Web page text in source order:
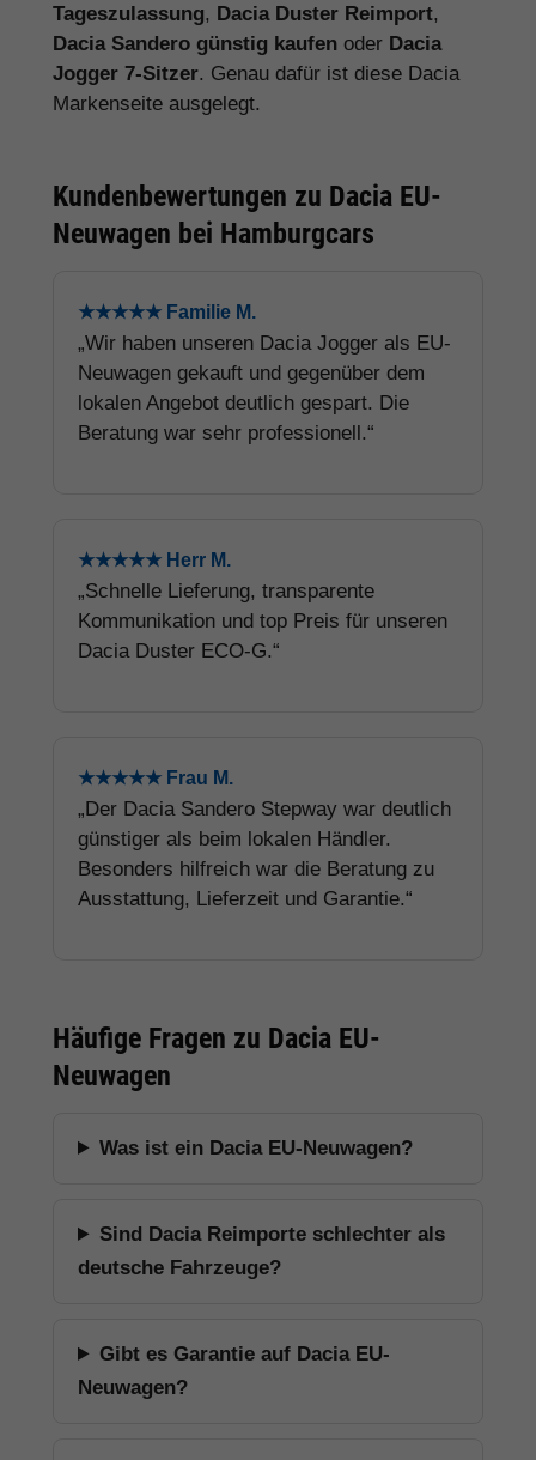
Tageszulassung, Dacia Duster Reimport,
Dacia Sandero günstig kaufen oder Dacia
Jogger 7-Sitzer. Genau dafür ist diese Dacia
Markenseite ausgelegt.
Kundenbewertungen zu Dacia EU-
Neuwagen bei Hamburgcars
★★★★★ Familie M.
„Wir haben unseren Dacia Jogger als EU-
Neuwagen gekauft und gegenüber dem
lokalen Angebot deutlich gespart. Die
Beratung war sehr professionell.“
★★★★★ Herr M.
„Schnelle Lieferung, transparente
Kommunikation und top Preis für unseren
Dacia Duster ECO-G.“
★★★★★ Frau M.
„Der Dacia Sandero Stepway war deutlich
günstiger als beim lokalen Händler.
Besonders hilfreich war die Beratung zu
Ausstattung, Lieferzeit und Garantie.“
Häufige Fragen zu Dacia EU-
Neuwagen
Was ist ein Dacia EU-Neuwagen?
Sind Dacia Reimporte schlechter als
deutsche Fahrzeuge?
Gibt es Garantie auf Dacia EU-
Neuwagen?